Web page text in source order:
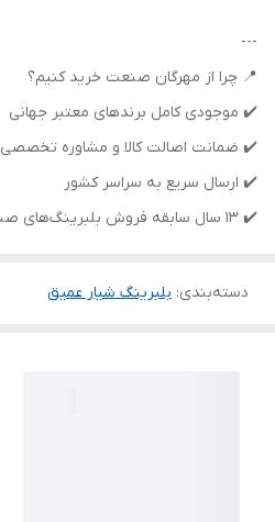
---
📍 چرا از مهرگان صنعت خرید کنیم؟
✔️ موجودی کامل برندهای معتبر جهانی
✔️ ضمانت اصالت کالا و مشاوره تخصصی
✔️ ارسال سریع به سراسر کشور
✔️ 13 سال سابقه فروش بلبرینگ‌های صنعتی
دسته‌بندی: بلبرینگ شیار عمیق